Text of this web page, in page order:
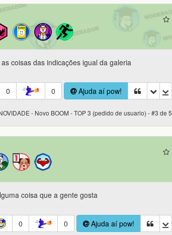
coisas das indicações igual da galeria
0 0 Ajuda aí pow!
- Novo BOOM - TOP 3 (pedido de usuario) - #3 de 5
coisa que a gente gosta
0 0 Ajuda aí pow!